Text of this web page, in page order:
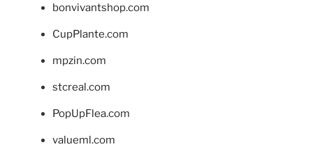
bonvivantshop.com
CupPlante.com
mpzin.com
stcreal.com
PopUpFlea.com
valueml.com